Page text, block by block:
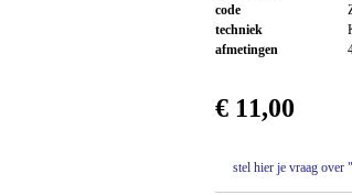
code
techniek
afmetingen
€ 11,00
stel hier je vraag over